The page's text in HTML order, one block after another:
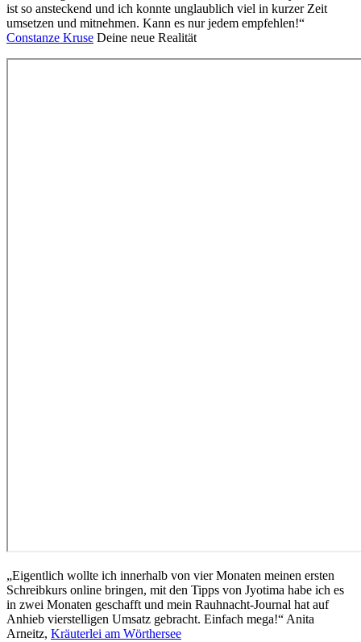
ist so ansteckend und ich konnte unglaublich viel in kurzer Zeit
umsetzen und mitnehmen. Kann es nur jedem empfehlen!“
Constanze Kruse Deine neue Realität
„Eigentlich wollte ich innerhalb von vier Monaten meinen ersten
Schreibkurs online bringen, mit den Tipps von Jyotima habe ich es
in zwei Monaten geschafft und mein Rauhnacht-Journal hat auf
Anhieb vierstelligen Umsatz gebracht. Einfach mega!“ Anita
Arneitz, Kräuterlei am Wörthersee